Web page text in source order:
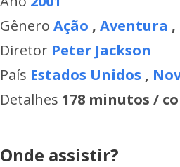
Gênero Ação , Aventura ,
Diretor Peter Jackson
País Estados Unidos ,
Detalhes 178 minutos /
Onde assistir?